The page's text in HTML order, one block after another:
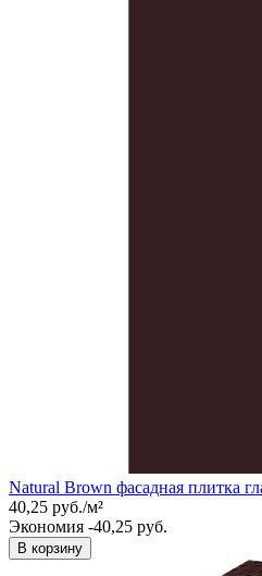
Natural Brown фасадная плитка
40,25 руб./м²
Экономия -40,25 руб.
В корзину